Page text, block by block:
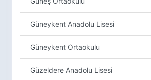
Güneykent Anadolu Lisesi
Güneykent Ortaokulu
Güzeldere Anadolu Lisesi